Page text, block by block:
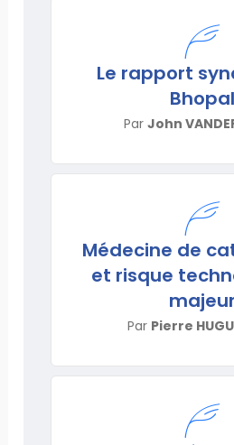
Le rapport
Bhopal
Par John
Médecine de
et risque
majeur
Par Pierre